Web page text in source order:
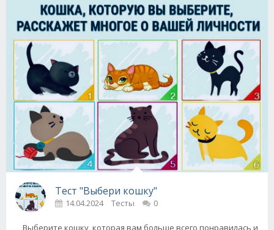
Тест "Выбери кошку"
14.04.2024 Тесты 0
Выберите кошку, которая вам больше всего понравилась и